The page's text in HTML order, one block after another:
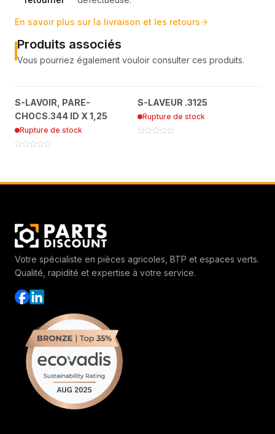
En savoir plus sur la livraison et les retours
Produits associés
Vous pourriez également vouloir consulter ces produits.
?
CHOCS.344 ID X 1,25
4171015-35
S-LAVOIR, PARE-
CHOCS.344 ID X 1,25
Rupture de stock
?
4171015-82
S-LAVEUR .3125
Rupture de stock
Votre spécialiste en pièces agricoles, BTP et espaces verts.
Qualité, rapidité et expertise à votre service.